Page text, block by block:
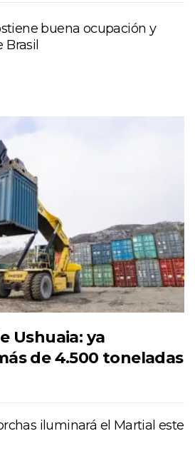
buena ocupación y
Ushuaia: ya
de 4.500 toneladas
iluminará el Martial este